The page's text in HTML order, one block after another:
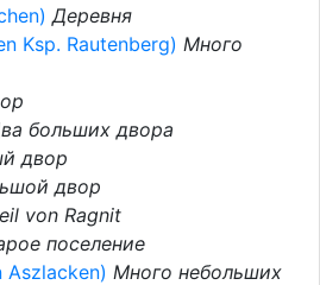
Деревня
Ksp. Rautenberg) Много
больших двора
двор
двор
von Ragnit
поселение
Aszlacken) Много небольших